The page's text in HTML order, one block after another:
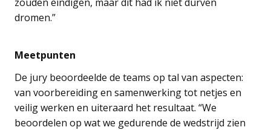
dromen.”
Meetpunten
De jury beoordeelde de teams op tal van aspecten:
van voorbereiding en samenwerking tot netjes en
veilig werken en uiteraard het resultaat. “We
beoordelen op wat we gedurende de wedstrijd zien